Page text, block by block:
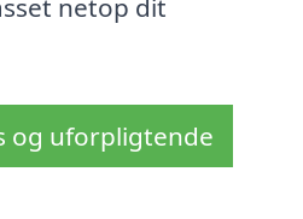
netop dit
og uforpligtende